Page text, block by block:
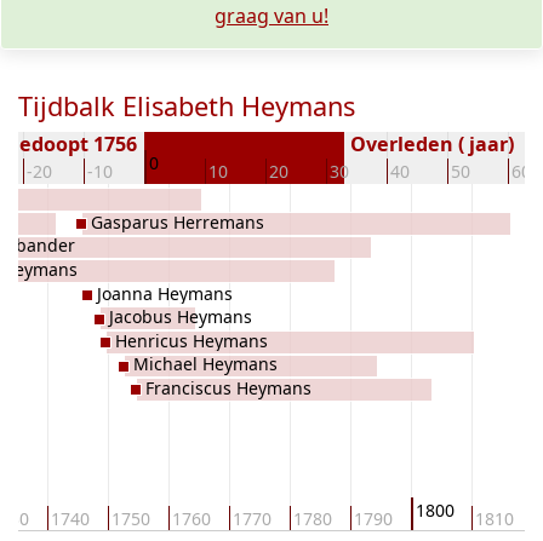
graag van u!
Tijdbalk Elisabeth Heymans
-20 -10 0 10 20 30 40 50 60
Gedoopt 1756 Overleden ( jaar)
1740 1750 1760 1770 1780 1790 1800 1810
Gasparus Herremans
Joanna Heymans
Jacobus Heymans
Henricus Heymans
Michael Heymans
Franciscus Heymans